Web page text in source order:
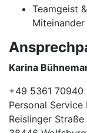
Teamgeist
Miteinander
Karina
+49 5361 70940
Personal Service
Reislinger Straße